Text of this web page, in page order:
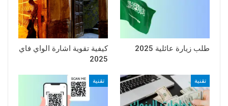
طلب زيارة عائلية 2025
كيفية تقوية اشارة الواي فاي
2025
تقنية تقنية